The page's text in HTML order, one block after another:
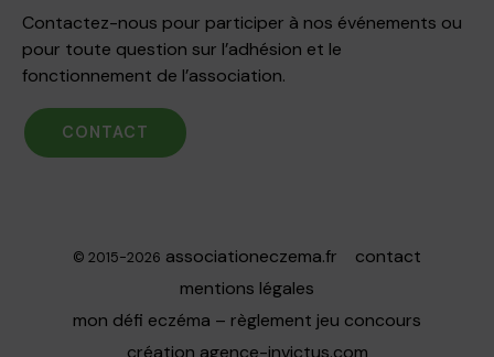
Contactez-nous pour participer à nos événements ou
pour toute question sur l’adhésion et le
fonctionnement de l’association.
CONTACT
© 2015-2026 associationeczema.fr
contact
mentions légales
mon défi eczéma – règlement jeu concours